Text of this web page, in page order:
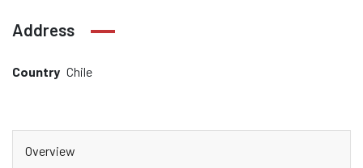
Address
Country Chile
Overview